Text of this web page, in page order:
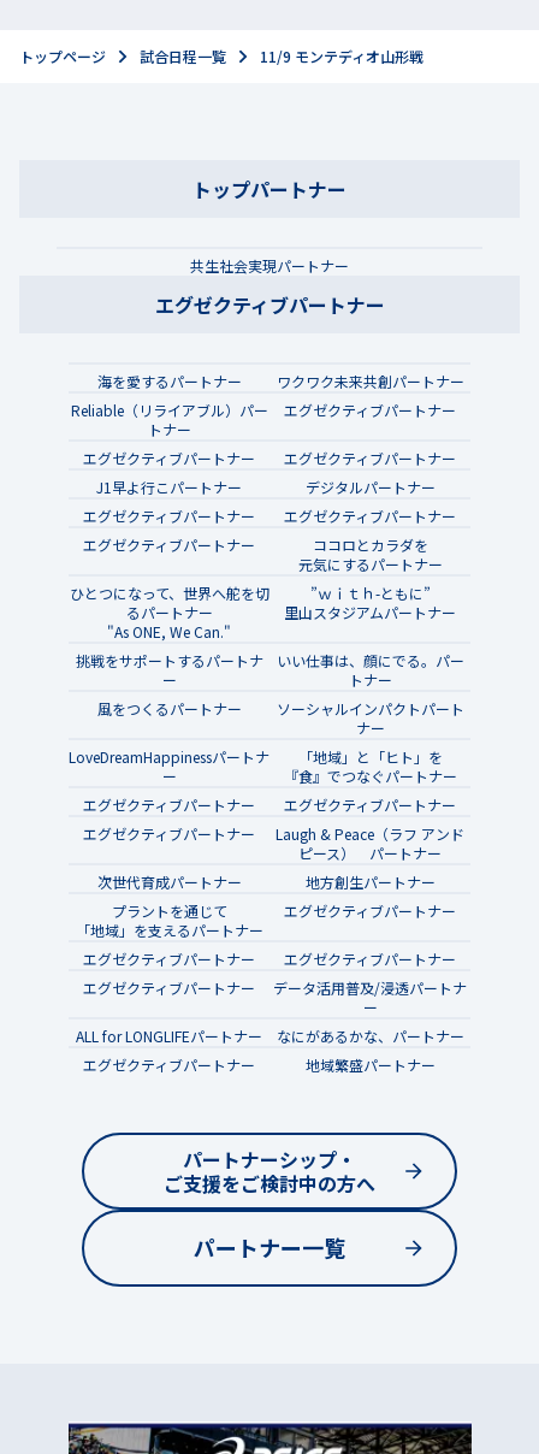
トップページ 試合日程一覧 11/9 モンテディオ山形戦
トップパートナー
共生社会実現パートナー
エグゼクティブパートナー
海を愛するパートナー
ワクワク未来共創パートナー
Reliable（リライアブル）パー
トナー
エグゼクティブパートナー
エグゼクティブパートナー
エグゼクティブパートナー
J1早よ行こパートナー
デジタルパートナー
エグゼクティブパートナー
エグゼクティブパートナー
エグゼクティブパートナー
ココロとカラダを
元気にするパートナー
ひとつになって、世界へ舵を切
るパートナー
"As ONE, We Can."
”ｗｉｔｈ-ともに”
里山スタジアムパートナー
挑戦をサポートするパートナ
ー
いい仕事は、顔にでる。パー
トナー
風をつくるパートナー
ソーシャルインパクトパート
ナー
LoveDreamHappinessパートナ
ー
「地域」と「ヒト」を
『食』でつなぐパートナー
エグゼクティブパートナー
エグゼクティブパートナー
エグゼクティブパートナー
Laugh & Peace（ラフ アンド
ピース） パートナー
次世代育成パートナー
地方創生パートナー
プラントを通じて
「地域」を支えるパートナー
エグゼクティブパートナー
エグゼクティブパートナー
エグゼクティブパートナー
エグゼクティブパートナー
データ活用普及/浸透パートナ
ー
ALL for LONGLIFEパートナー
なにがあるかな、パートナー
エグゼクティブパートナー
地域繁盛パートナー
パートナーシップ・
ご支援をご検討中の方へ
パートナー一覧